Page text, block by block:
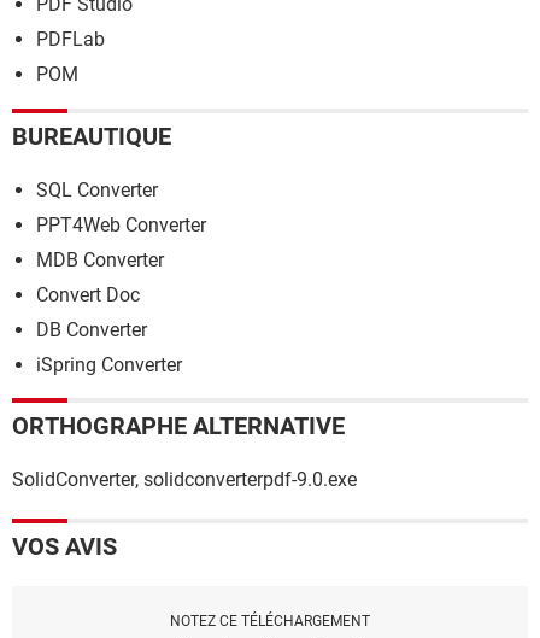
PDFLab
POM
BUREAUTIQUE
SQL Converter
PPT4Web Converter
MDB Converter
Convert Doc
DB Converter
iSpring Converter
ORTHOGRAPHE ALTERNATIVE
SolidConverter, solidconverterpdf-9.0.exe
VOS AVIS
NOTEZ CE TÉLÉCHARGEMENT